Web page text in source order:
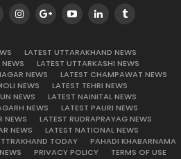
LATEST UTTARAKHAND NEWS
LATEST UTTARKASHI NEWS
NEWS
LATEST CHAMPAWAT NEWS
NEWS
LATEST TEHRI NEWS
NEWS
LATEST NAINITAL NEWS
NEWS
LATEST PAURI NEWS
NEWS
LATEST RUDRAPRAYAG NEWS
NEWS
LATEST NATIONAL NEWS
TODAY
PAHADI KHABARNAMA
PRIVACY POLICY TERMS OF USE